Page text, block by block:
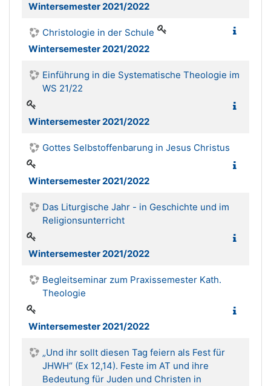
Wintersemester 2021/2022
Christologie in der Schule
Wintersemester 2021/2022
Einführung in die Systematische Theologie im
WS 21/22
Wintersemester 2021/2022
Gottes Selbstoffenbarung in Jesus Christus
Wintersemester 2021/2022
Das Liturgische Jahr - in Geschichte und im
Religionsunterricht
Wintersemester 2021/2022
Begleitseminar zum Praxissemester Kath.
Theologie
Wintersemester 2021/2022
„Und ihr sollt diesen Tag feiern als Fest für
JHWH“ (Ex 12,14). Feste im AT und ihre
Bedeutung für Juden und Christen in